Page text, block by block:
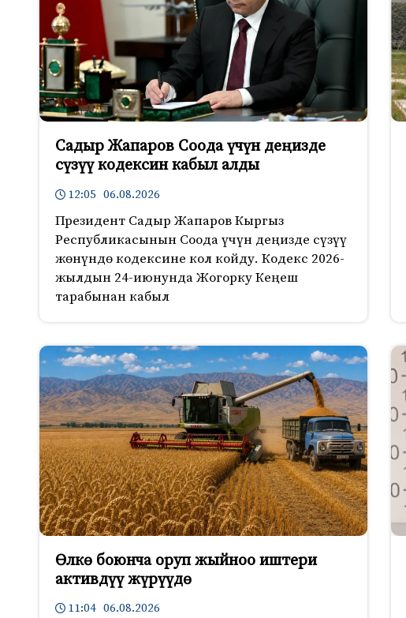
Садыр Жапаров Соода үчүн деңизде
сүзүү кодексин кабыл алды
12:05 06.08.2026
Президент Садыр Жапаров Кыргыз
Республикасынын Соода үчүн деңизде сүзүү
жөнүндө кодексине кол койду. Кодекс 2026-
жылдын 24-июнунда Жогорку Кеңеш
тарабынан кабыл
Өлкө боюнча оруп жыйноо иштери
активдүү жүрүүдө
11:04 06.08.2026